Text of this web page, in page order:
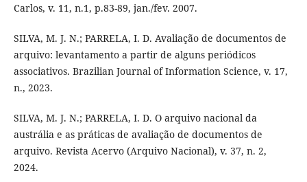
Carlos, v. 11, n.1, p.83-89, jan./fev. 2007.
SILVA, M. J. N.; PARRELA, I. D. Avaliação de documentos de
arquivo: levantamento a partir de alguns periódicos
associativos. Brazilian Journal of Information Science, v. 17,
n., 2023.
SILVA, M. J. N.; PARRELA, I. D. O arquivo nacional da
austrália e as práticas de avaliação de documentos de
arquivo. Revista Acervo (Arquivo Nacional), v. 37, n. 2,
2024.